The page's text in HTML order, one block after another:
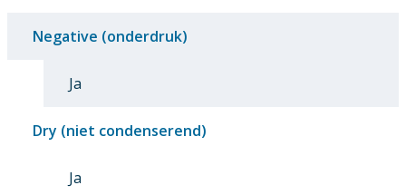
Negative (onderdruk)
Ja
Dry (niet condenserend)
Ja